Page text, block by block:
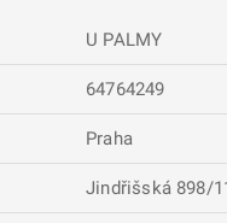
U PALMY
64764249
Praha
Jindřišská 898/